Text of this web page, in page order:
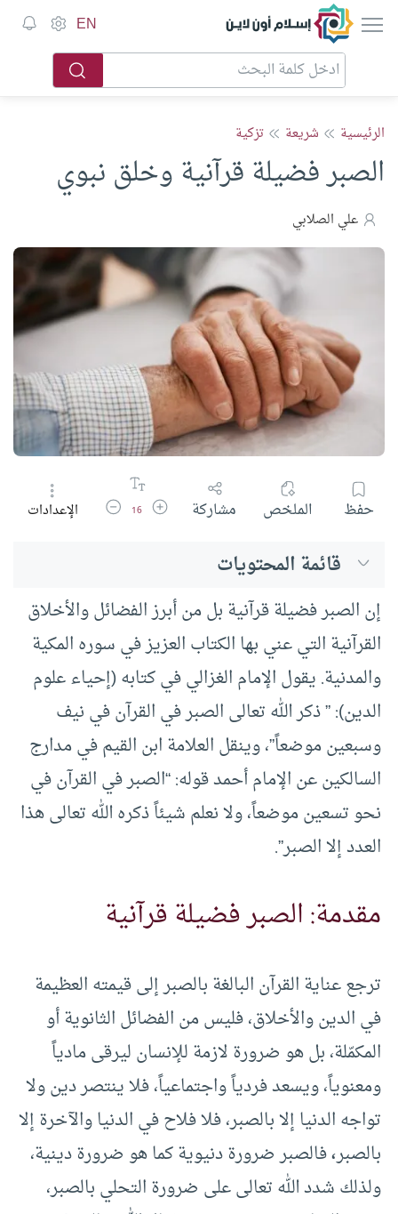
إسلام أون لاين EN
الرئيسية شريعة تزكية
الصبر فضيلة قرآنية وخلق نبوي
علي الصلابي
حفظ الملخص مشاركة زيادة حجم الخط
16 تقليل حجم الخط
الإعدادات
قائمة المحتويات
إن الصبر فضيلة قرآنية بل من أبرز الفضائل والأخلاق
القرآنية التي عني بها الكتاب العزيز في سوره المكية
والمدنية. يقول الإمام الغزالي في كتابه (إحياء علوم
الدين): ” ذكر الله تعالى الصبر في القرآن في نيف
وسبعين موضعاً”، وينقل العلامة ابن القيم في مدارج
السالكين عن الإمام أحمد قوله: “الصبر في القرآن في
نحو تسعين موضعاً، ولا نعلم شيئاً ذكره الله تعالى هذا
العدد إلا الصبر”.
مقدمة: الصبر فضيلة قرآنية
ترجع عناية القرآن البالغة بالصبر إلى قيمته العظيمة
في الدين والأخلاق، فليس من الفضائل الثانوية أو
المكمّلة، بل هو ضرورة لازمة للإنسان ليرقى مادياً
ومعنوياً، ويسعد فردياً واجتماعياً، فلا ينتصر دين ولا
تواجه الدنيا إلا بالصبر، فلا فلاح في الدنيا والآخرة إلا
بالصبر،فالصبر ضرورة دنيوية كما هو ضرورة دينية،
ولذلك شدد الله تعالى على ضرورة التحلي بالصبر،